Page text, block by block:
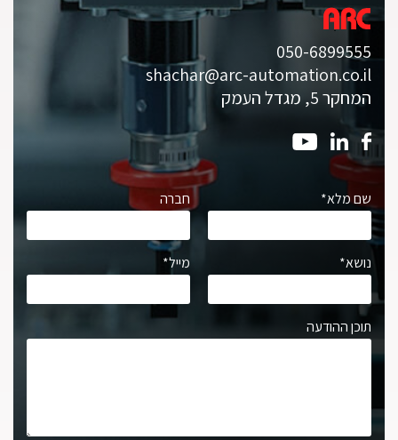
050-6899555
shachar@arc-automation.co.il
המחקר 5, מגדל העמק
שם מלא* חברה
נושא* מייל*
תוכן ההודעה